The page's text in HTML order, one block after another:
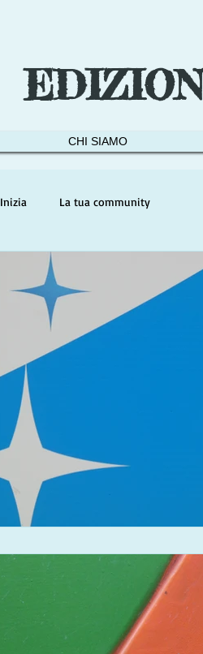
CHI SIAMO
Inizia La tua community